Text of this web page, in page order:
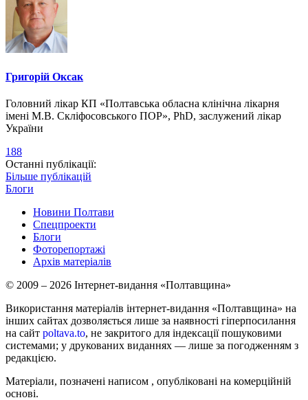
Григорій Оксак
Головний лікар КП «Полтавська обласна клінічна лікарня
імені М.В. Скліфосовського ПОР», PhD, заслужений лікар
України
188
Останні публікації:
Більше публікацій
Блоги
Новини Полтави
Спецпроекти
Блоги
Фоторепортажі
Архів матеріалів
© 2009 – 2026 Інтернет-видання «Полтавщина»
Використання матеріалів інтернет-видання «Полтавщина» на
інших сайтах дозволяється лише за наявності гіперпосилання
на сайт poltava.to, не закритого для індексації пошуковими
системами; у друкованих виданнях — лише за погодженням з
редакцією.
Матеріали, позначені написом , опубліковані на комерційній
основі.